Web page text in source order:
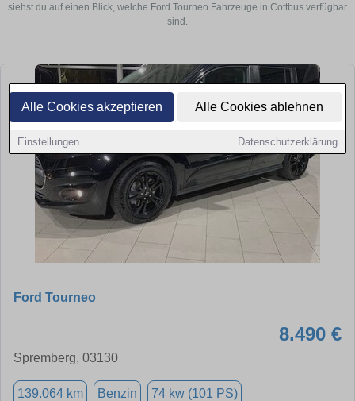
Alle Cookies akzeptieren Alle Cookies ablehnen
Einstellungen Datenschutzerklärung
siehst du auf einen Blick, welche Ford Tourneo Fahrzeuge in Cottbus verfügbar
sind.
Ford Tourneo
8.490 €
Spremberg, 03130
139.064 km Benzin 74 kw (101 PS)